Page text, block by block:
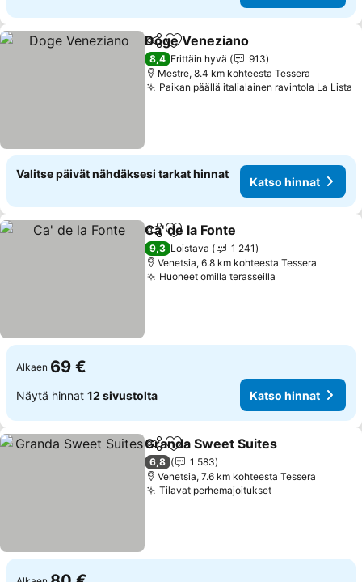
Jaa Lisää suosikkeihin
Doge Veneziano
8,4 Erittäin hyvä
913
Mestre, 8.4 km kohteesta Tessera
Paikan päällä italialainen ravintola La Lista
Valitse päivät nähdäksesi tarkat hinnat
Katso hinnat
Jaa Lisää suosikkeihin
Ca' de la Fonte
9,3 Loistava
1 241
Venetsia, 6.8 km kohteesta Tessera
Huoneet omilla terasseilla
Alkaen 69 €
Näytä hinnat 12 sivustolta Katso hinnat
Jaa Lisää suosikkeihin
Granda Sweet Suites
6,8
1 583
Venetsia, 7.6 km kohteesta Tessera
Tilavat perhemajoitukset